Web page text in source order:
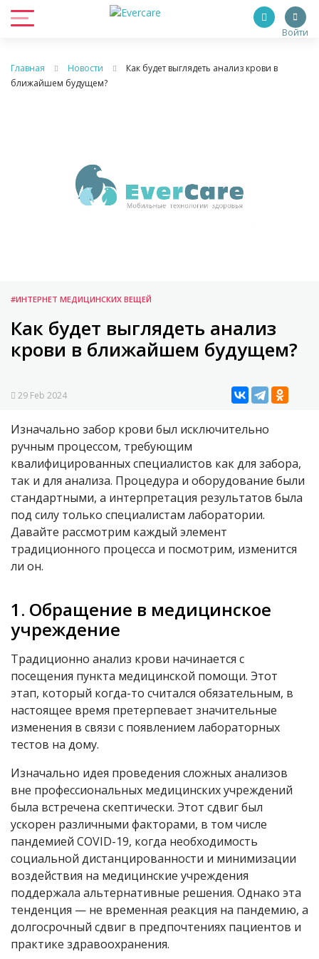
Войти
Главная Новости
Как будет выглядеть анализ крови в
ближайшем будущем?
#ИНТЕРНЕТ МЕДИЦИНСКИХ ВЕЩЕЙ
Как будет выглядеть анализ
крови в ближайшем будущем?
29 Feb 2024
Изначально забор крови был исключительно
ручным процессом, требующим
квалифицированных специалистов как для забора,
так и для анализа. Процедура и оборудование были
стандартными, а интерпретация результатов была
под силу только специалистам лаборатории.
Давайте рассмотрим каждый элемент
традиционного процесса и посмотрим, изменится
ли он.
1. Обращение в медицинское
учреждение
Традиционно анализ крови начинается с
посещения пункта медицинской помощи. Этот
этап, который когда-то считался обязательным, в
настоящее время претерпевает значительные
изменения в связи с появлением лабораторных
тестов на дому.
Изначально идея проведения сложных анализов
вне профессиональных медицинских учреждений
была встречена скептически. Этот сдвиг был
ускорен различными факторами, в том числе
пандемией COVID-19, когда необходимость
социальной дистанцированности и минимизации
воздействия на медицинские учреждения
поддержала альтернативные решения. Однако эта
тенденция — не временная реакция на пандемию, а
долгосрочный сдвиг в предпочтениях пациентов и
практике здравоохранения.